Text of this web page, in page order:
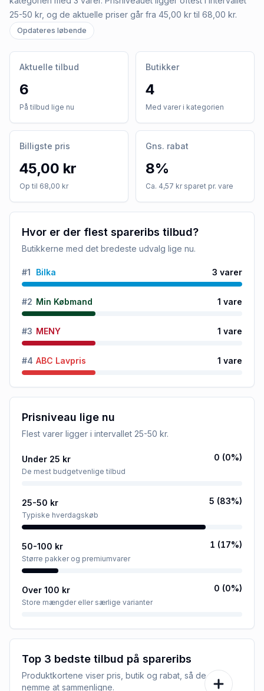
25-50 kr, og de aktuelle priser går fra 45,00 kr til 68,00 kr.
Opdateres løbende
Aktuelle tilbud
6
På tilbud lige nu
Butikker
4
Med varer i kategorien
Billigste pris
45,00 kr
Op til 68,00 kr
Gns. rabat
8%
Ca. 4,57 kr sparet pr. vare
Hvor er der flest spareribs tilbud?
Butikkerne med det bredeste udvalg lige nu.
#1 Bilka 3 varer
#2 Min Købmand 1 vare
#3 MENY 1 vare
#4 ABC Lavpris 1 vare
Prisniveau lige nu
Flest varer ligger i intervallet 25-50 kr.
Under 25 kr
De mest budgetvenlige tilbud
0 (0%)
25-50 kr
Typiske hverdagskøb
5 (83%)
50-100 kr
Større pakker og premiumvarer
1 (17%)
Over 100 kr
Store mængder eller særlige varianter
0 (0%)
Top 3 bedste tilbud på spareribs
Produktkortene viser pris, butik og rabat, så de er
nemme at sammenligne.